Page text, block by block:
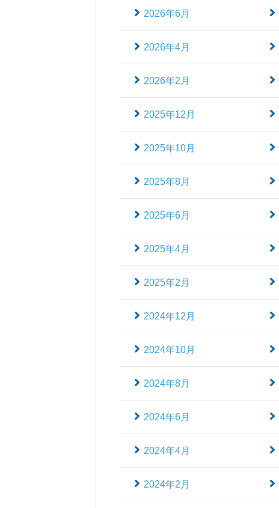
2026年6月
2026年4月
2026年2月
2025年12月
2025年10月
2025年8月
2025年6月
2025年4月
2025年2月
2024年12月
2024年10月
2024年8月
2024年6月
2024年4月
2024年2月